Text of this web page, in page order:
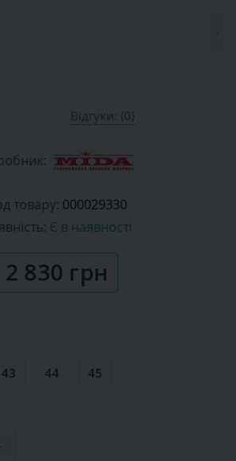
Відгуки: (0)
товару: 000029330
Є в наявності
2 830 грн
43 44 45